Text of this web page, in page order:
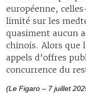
européenne,
limité sur les
quasiment aucun
chinois. Alors que
appels d’offres
concurrence du
(Le Figaro – 7 juillet